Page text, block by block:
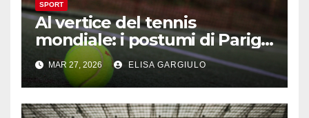
SPORT
Al vertice del tennis
mondiale: i postumi di Parigi
e la minaccia di Arthur Fils
MAR 27, 2026 ELISA GARGIULO